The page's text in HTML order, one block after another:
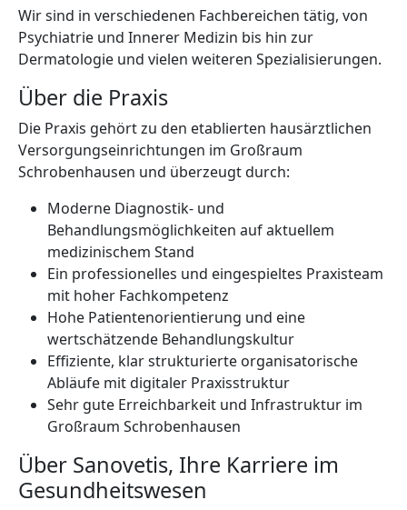
Wir sind in verschiedenen Fachbereichen tätig, von
Psychiatrie und Innerer Medizin bis hin zur
Dermatologie und vielen weiteren Spezialisierungen.
Über die Praxis
Die Praxis gehört zu den etablierten hausärztlichen
Versorgungseinrichtungen im Großraum
Schrobenhausen und überzeugt durch:
Moderne Diagnostik- und
Behandlungsmöglichkeiten auf aktuellem
medizinischem Stand
Ein professionelles und eingespieltes Praxisteam
mit hoher Fachkompetenz
Hohe Patientenorientierung und eine
wertschätzende Behandlungskultur
Effiziente, klar strukturierte organisatorische
Abläufe mit digitaler Praxisstruktur
Sehr gute Erreichbarkeit und Infrastruktur im
Großraum Schrobenhausen
Über Sanovetis, Ihre Karriere im
Gesundheitswesen